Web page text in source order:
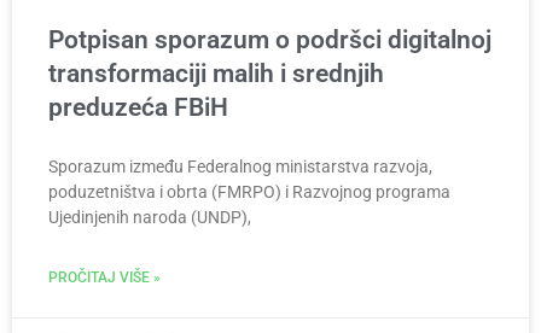
Potpisan sporazum o podršci digitalnoj
transformaciji malih i srednjih
preduzeća FBiH
Sporazum između Federalnog ministarstva razvoja,
poduzetništva i obrta (FMRPO) i Razvojnog programa
Ujedinjenih naroda (UNDP),
PROČITAJ VIŠE »